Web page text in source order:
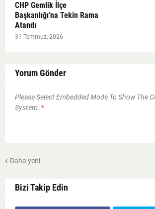
CHP Gemlik İlçe
Başkanlığı'na Tekin Rama
Atandı
31 Temmuz, 2026
Yorum Gönder
Please Select Embedded Mode To Show The
System. *
Daha yeni
Bizi Takip Edin